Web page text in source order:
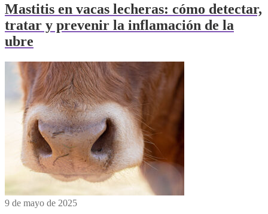
Mastitis en vacas lecheras: cómo detectar,
tratar y prevenir la inflamación de la
ubre
9 de mayo de 2025